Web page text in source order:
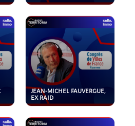
JEAN-MICHEL FAUVERGUE,
EX RAID